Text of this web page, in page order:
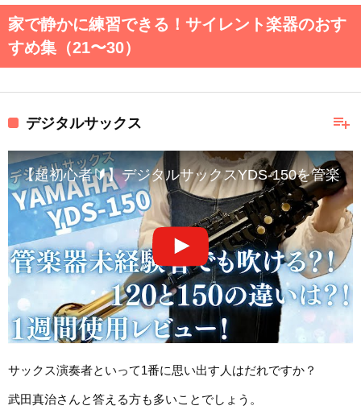
家で静かに練習できる！サイレント楽器のおす
すめ集（21〜30）
playlist_add
デジタルサックス
【超初心者🔰】デジタルサックスYDS-150を管楽
サックス演奏者といって1番に思い出す人はだれですか？
武田真治さんと答える方も多いことでしょう。